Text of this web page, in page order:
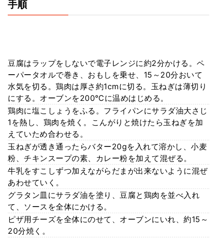
手順
豆腐はラップをしないで電子レンジに約2分かける。ペ
ーパータオルで巻き、おもしを乗せ、15～20分おいて
水気を切る。鶏肉は厚さ約1cmに切る。玉ねぎは薄切り
にする。オーブンを200℃に温めはじめる。
鶏肉に塩こしょうをふる。フライパンにサラダ油大さじ
1を熱し、鶏肉を焼く。こんがりと焼けたら玉ねぎを加
えていため合わせる。
玉ねぎが透き通ったらバター20gを入れて溶かし、小麦
粉、チキンスープの素、カレー粉を加えて混ぜる。
牛乳をすこしずつ加えながらだまが出来ないように混ぜ
あわせていく。
グラタン皿にサラダ油を塗り、豆腐と鶏肉を並べ入れ
て、ソースを全体にかける。
ピザ用チーズを全体にのせて、オーブンにいれ、約15～
20分焼く。